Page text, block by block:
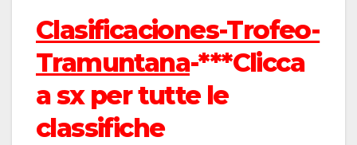
Clasificaciones-Trofeo-
Tramuntana-***Clicca
a sx per tutte le
classifiche